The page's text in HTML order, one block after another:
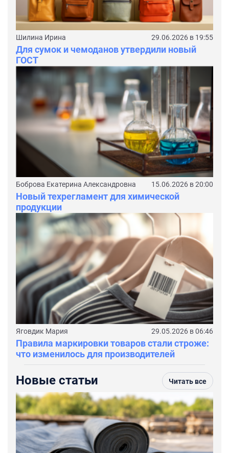
Шилина Ирина 29.06.2026 в 19:55
Для сумок и чемоданов утвердили новый
ГОСТ
Боброва Екатерина Александровна 15.06.2026 в 20:00
Новый техрегламент для химической
продукции
Яговдик Мария 29.05.2026 в 06:46
Правила маркировки товаров стали строже:
что изменилось для производителей
Новые статьи Читать все